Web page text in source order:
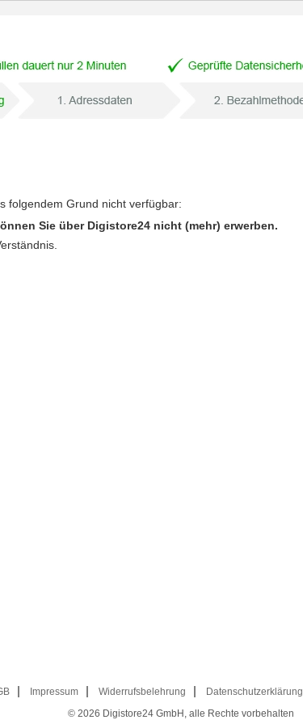
folgendem Grund nicht verfügbar:
Sie über Digistore24 nicht (mehr) erwerben.
Impressum Widerrufsbelehrung Datenschutzerklärung
© 2026 Digistore24 GmbH, alle Rechte vorbehalten